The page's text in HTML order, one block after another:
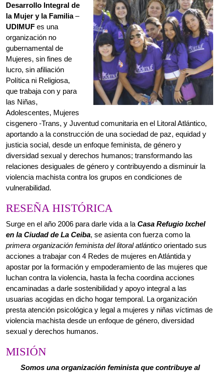
lucro, sin afiliación
Política ni Religiosa,
que trabaja con y para
las Niñas,
Adolescentes, Mujeres
cisgenero -Trans, y Juventud comunitaria en el Litoral Atlántico,
aportando a la construcción de una sociedad de paz, equidad y
justicia social, desde un enfoque feminista, de género y
diversidad sexual y derechos humanos; transformando las
relaciones desiguales de género y contribuyendo a disminuir la
violencia machista contra los grupos en condiciones de
vulnerabilidad.
RESEÑA HISTÓRICA
Surge en el año 2006 para darle vida a la Casa Refugio Ixchel
en la Ciudad de La Ceiba, se asienta con fuerza como la
primera organización feminista del litoral atlánticoorientado sus
acciones a trabajar con 4 Redes de mujeres en Atlántida y
apostar por la formación y empoderamiento de las mujeres que
luchan contra la violencia, hasta la fecha coordina acciones
encaminadas a darle sostenibilidad y apoyo integral a las
usuarias acogidas en dicho hogar temporal. La organización
presta atención psicológica y legal a mujeres y niñas víctimas de
violencia machista desde un enfoque de género, diversidad
sexual y derechos humanos.
MISIÓN
Somos una organización feminista que contribuye al
mejoramiento de la calidad de vida de las niñas,
adolescentes y mujeres; reconociendo, desarrollando y
fortaleciendo sus capacidades, facilitándoles espacios
de participación política, ciudadanía, promoción,
divulgación e incidencia para garantizar al derecho a
una vida libre de violencia basada en género.